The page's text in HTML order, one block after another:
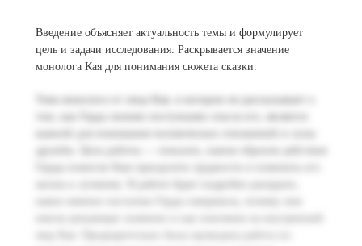
Введение объясняет актуальность темы и формулирует
цель и задачи исследования. Раскрывается значение
монолога Кая для понимания сюжета сказки.